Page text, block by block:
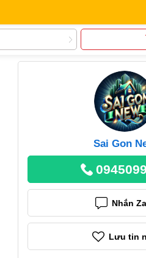
Sai Gon
Nhắn
Lưu tin